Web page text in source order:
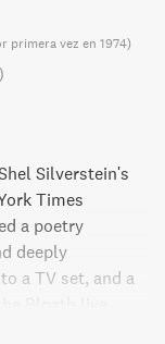
primera vez en 1974)
Silverstein's
Times
a poetry
deeply
a TV set, and a
who will not